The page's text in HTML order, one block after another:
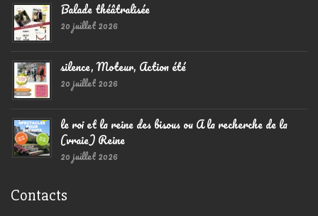
Balade théâtralisée
20 juillet 2026
silence, Moteur, Action été
20 juillet 2026
le roi et la reine des bisous ou A la recherche de la
(vraie) Reine
20 juillet 2026
Contacts